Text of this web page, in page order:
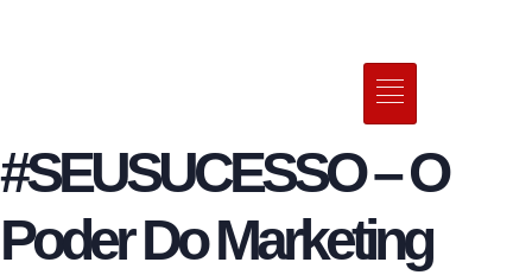
#SEUSUCESSO – O
Poder Do Marketing